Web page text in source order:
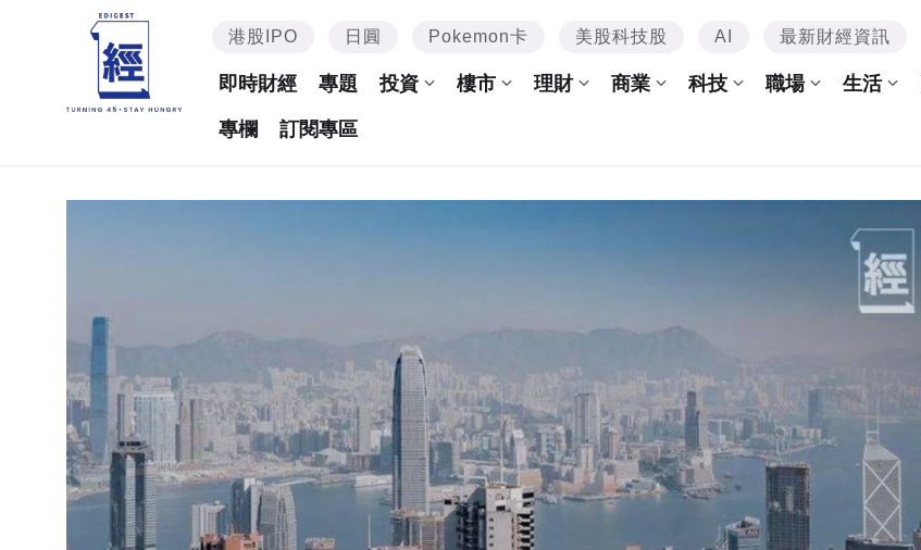
港股IPO 日圓 Pokemon卡 美股科技股 AI 最新財經資訊
即時財經 專題 投資 樓市 理財 商業 科技 職場 生活
專欄 訂閱專區